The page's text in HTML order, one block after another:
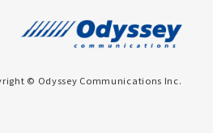
© Odyssey Communications Inc.